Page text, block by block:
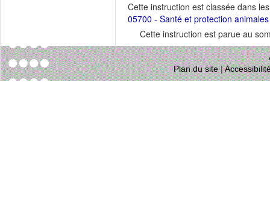
Cette instruction est classée dans
05700 - Santé et protection animales
Cette instruction est parue au
Plan du site|